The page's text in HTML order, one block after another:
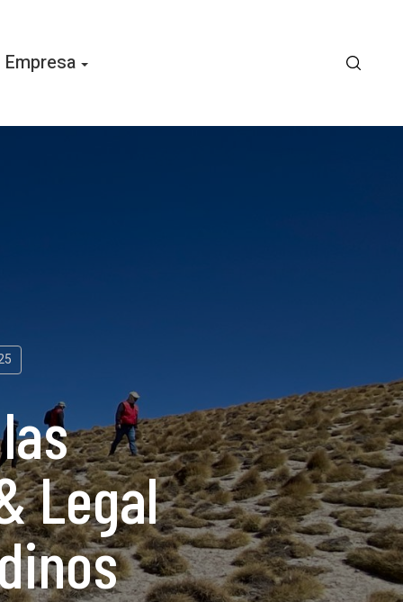
Empresa
Legal